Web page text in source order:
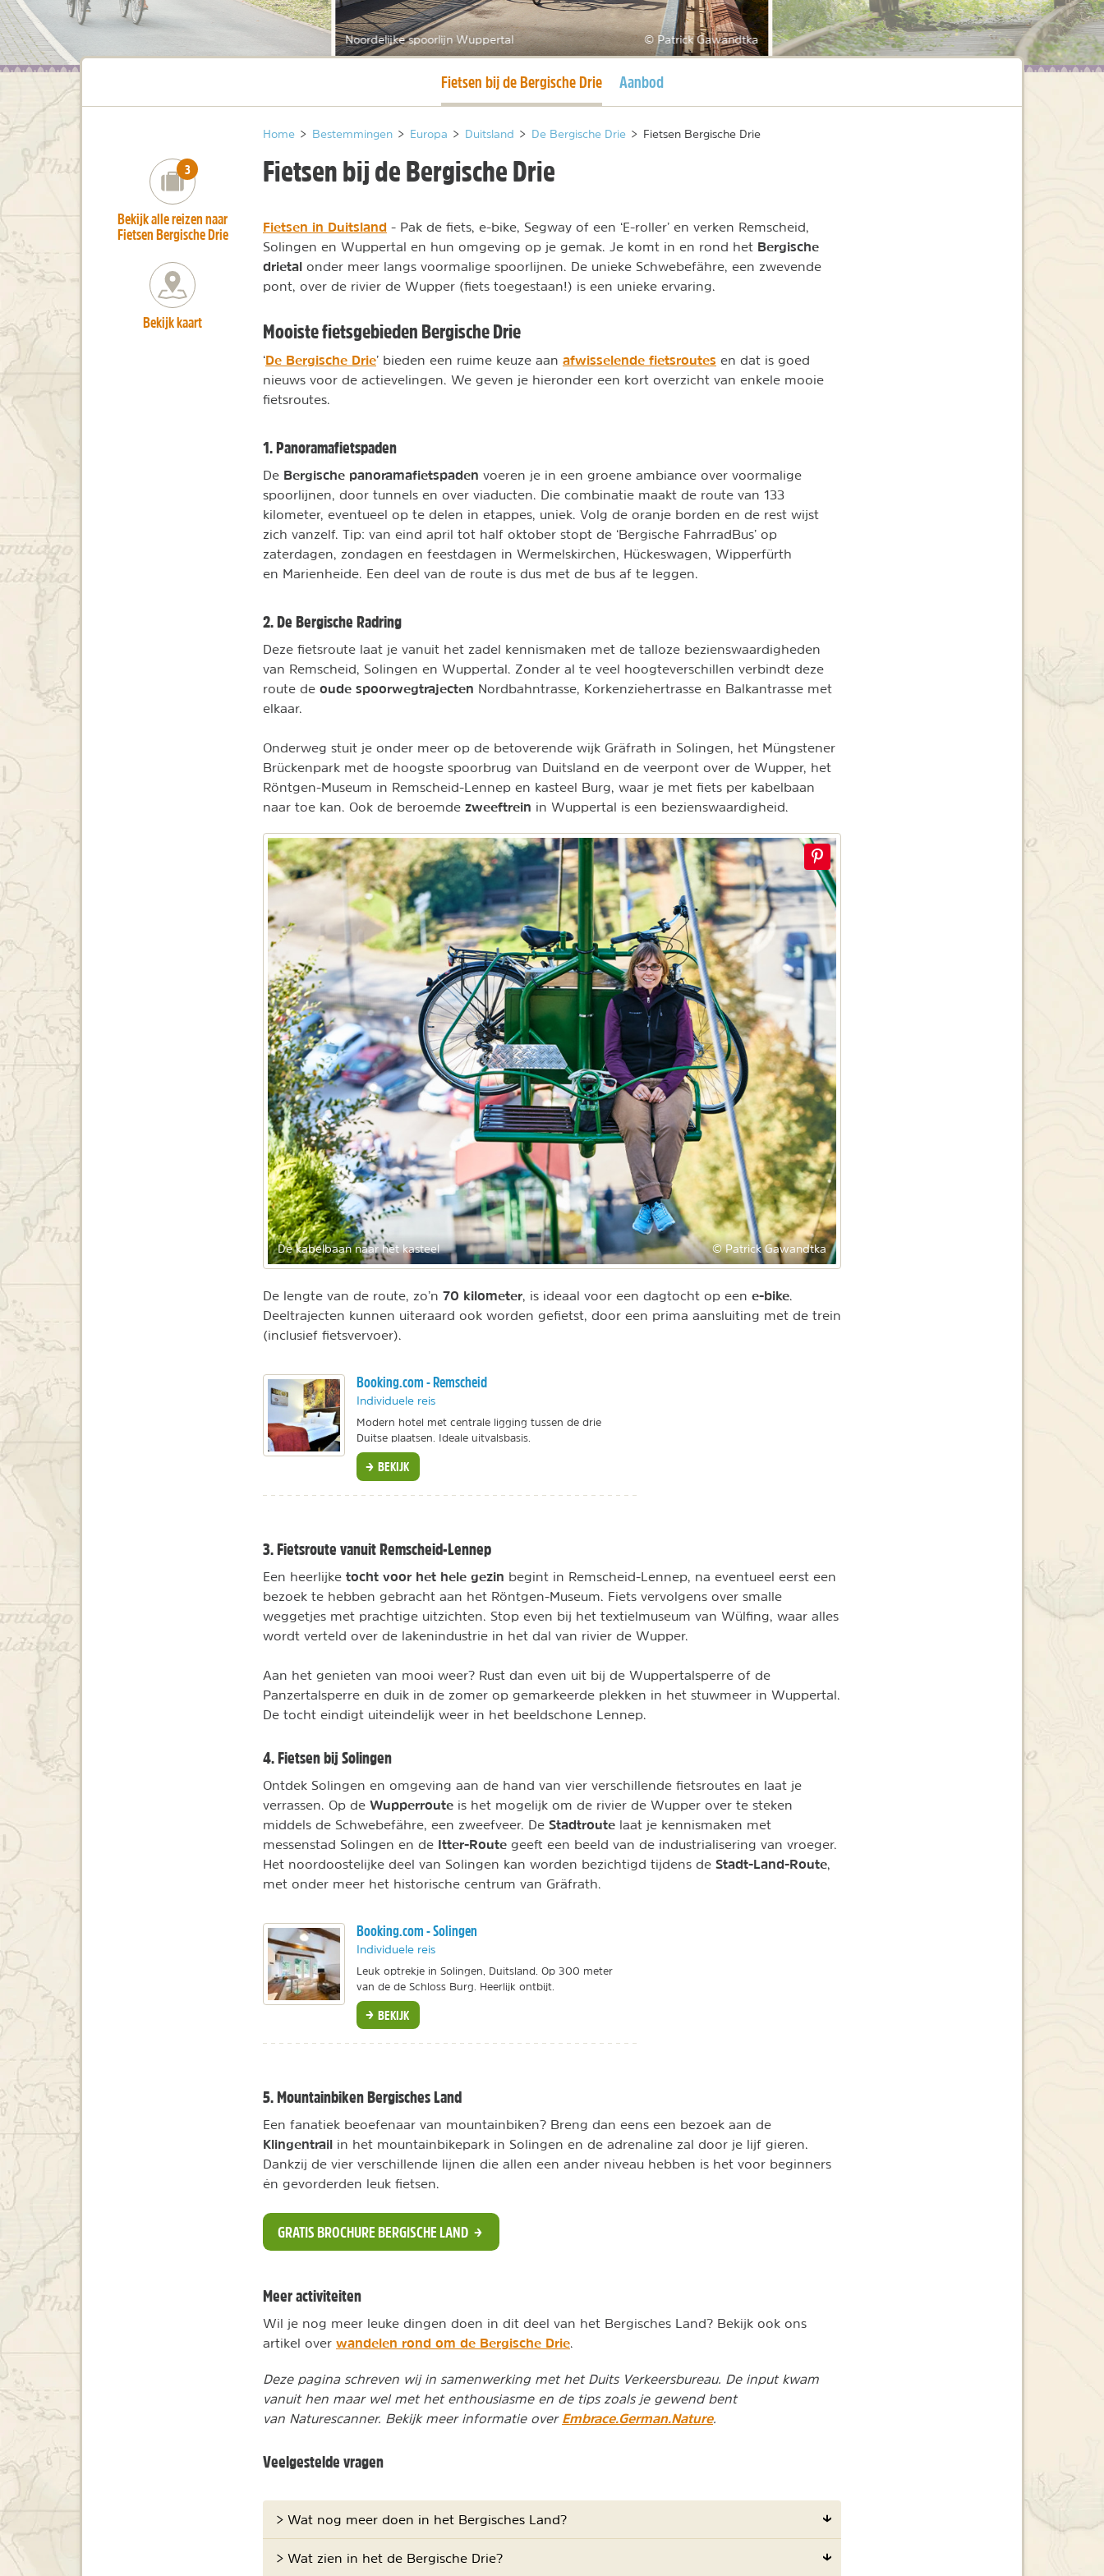
Noordelijke spoorlijn Wuppertal © Patrick Gawandtka
Huidige pagina
Fietsen bij de Bergische Drie Aanbod
Home > Bestemmingen > Europa > Duitsland > De Bergische Drie > Fietsen Bergische Drie
Fietsen bij de Bergische Drie
Fietsen in Duitsland - Pak de fiets, e-bike, Segway of een ‘E-roller’ en verken Remscheid,
Solingen en Wuppertal en hun omgeving op je gemak. Je komt in en rond het Bergische
drietal onder meer langs voormalige spoorlijnen. De unieke Schwebefähre, een zwevende
pont, over de rivier de Wupper (fiets toegestaan!) is een unieke ervaring.
Mooiste fietsgebieden Bergische Drie
‘De Bergische Drie’ bieden een ruime keuze aan afwisselende fietsroutes en dat is goed
nieuws voor de actievelingen. We geven je hieronder een kort overzicht van enkele mooie
fietsroutes.
1. Panoramafietspaden
De Bergische panoramafietspaden voeren je in een groene ambiance over voormalige
spoorlijnen, door tunnels en over viaducten. Die combinatie maakt de route van 133
kilometer, eventueel op te delen in etappes, uniek. Volg de oranje borden en de rest wijst
zich vanzelf. Tip: van eind april tot half oktober stopt de ‘Bergische FahrradBus’ op
zaterdagen, zondagen en feestdagen in Wermelskirchen, Hückeswagen, Wipperfürth
en Marienheide. Een deel van de route is dus met de bus af te leggen.
2. De Bergische Radring
Deze fietsroute laat je vanuit het zadel kennismaken met de talloze bezienswaardigheden
van Remscheid, Solingen en Wuppertal. Zonder al te veel hoogteverschillen verbindt deze
route de oude spoorwegtrajecten Nordbahntrasse, Korkenziehertrasse en Balkantrasse met
elkaar.
Onderweg stuit je onder meer op de betoverende wijk Gräfrath in Solingen, het Müngstener
Brückenpark met de hoogste spoorbrug van Duitsland en de veerpont over de Wupper, het
Röntgen-Museum in Remscheid-Lennep en kasteel Burg, waar je met fiets per kabelbaan
naar toe kan. Ook de beroemde zweeftrein in Wuppertal is een bezienswaardigheid.
De kabelbaan naar het kasteel © Patrick Gawandtka
De lengte van de route, zo’n 70 kilometer, is ideaal voor een dagtocht op een e-bike.
Deeltrajecten kunnen uiteraard ook worden gefietst, door een prima aansluiting met de trein
(inclusief fietsvervoer).
Booking.com - Remscheid
Individuele reis
Modern hotel met centrale ligging tussen de drie
Duitse plaatsen. Ideale uitvalsbasis.
BEKIJK
3. Fietsroute vanuit Remscheid-Lennep
Een heerlijke tocht voor het hele gezin begint in Remscheid-Lennep, na eventueel eerst een
bezoek te hebben gebracht aan het Röntgen-Museum. Fiets vervolgens over smalle
weggetjes met prachtige uitzichten. Stop even bij het textielmuseum van Wülfing, waar alles
wordt verteld over de lakenindustrie in het dal van rivier de Wupper.
Aan het genieten van mooi weer? Rust dan even uit bij de Wuppertalsperre of de
Panzertalsperre en duik in de zomer op gemarkeerde plekken in het stuwmeer in Wuppertal.
De tocht eindigt uiteindelijk weer in het beeldschone Lennep.
4. Fietsen bij Solingen
Ontdek Solingen en omgeving aan de hand van vier verschillende fietsroutes en laat je
verrassen. Op de Wupperroute is het mogelijk om de rivier de Wupper over te steken
middels de Schwebefähre, een zweefveer. De Stadtroute laat je kennismaken met
messenstad Solingen en de Itter-Route geeft een beeld van de industrialisering van vroeger.
Het noordoostelijke deel van Solingen kan worden bezichtigd tijdens de Stadt-Land-Route
met onder meer het historische centrum van Gräfrath.
Booking.com - Solingen
Individuele reis
Leuk optrekje in Solingen, Duitsland. Op 300 meter
van de de Schloss Burg. Heerlijk ontbijt.
BEKIJK
5. Mountainbiken Bergisches Land
Een fanatiek beoefenaar van mountainbiken? Breng dan eens een bezoek aan de
Klingentrail in het mountainbikepark in Solingen en de adrenaline zal door je lijf gieren.
Dankzij de vier verschillende lijnen die allen een ander niveau hebben is het voor beginners
én gevorderden leuk fietsen.
GRATIS BROCHURE BERGISCHE LAND
Meer activiteiten
Wil je nog meer leuke dingen doen in dit deel van het Bergisches Land? Bekijk ook ons
artikel over wandelen rond om de Bergische Drie
Deze pagina schreven wij in samenwerking met het Duits Verkeersbureau. De input kwam
vanuit hen maar wel met het enthousiasme en de tips zoals je gewend bent
van Naturescanner. Bekijk meer informatie over Embrace.German.Nature.
Veelgestelde vragen
> Wat nog meer doen in het Bergisches Land?
> Wat zien in het de Bergische Drie?
number_of_trips:
3
Bekijk alle reizen naar
Fietsen Bergische Drie
Bekijk kaart